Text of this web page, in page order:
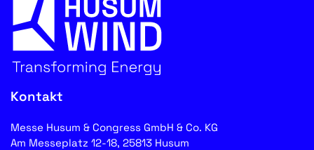
Kontakt
Messe Husum & Congress GmbH & Co. KG
Am Messeplatz 12-18, 25813 Husum